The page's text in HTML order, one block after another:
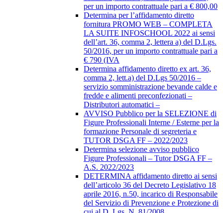
per un importo contrattuale pari a € 800,00
Determina per l’affidamento diretto
fornitura PROMO WEB – COMPLETA
LA SUITE INFOSCHOOL 2022 ai sensi
dell’art. 36, comma 2, lettera a) del D.Lgs.
50/2016, per un importo contrattuale pari a
€ 790 (IVA
Determina affidamento diretto ex art. 36,
comma 2, lett.a) del D.Lgs 50/2016 –
servizio somministrazione bevande calde e
fredde e alimenti preconfezionati –
Distributori automatici –
AVVISO Pubblico per la SELEZIONE di
Figure Professionali Interne / Esterne per la
formazione Personale di segreteria e
TUTOR DSGA FF – 2022/2023
Determina selezione avviso pubblico
Figure Professionali – Tutor DSGA FF –
A.S. 2022/2023
DETERMINA affidamento diretto ai sensi
dell’articolo 36 del Decreto Legislativo 18
aprile 2016, n.50, incarico di Responsabile
del Servizio di Prevenzione e Protezione di